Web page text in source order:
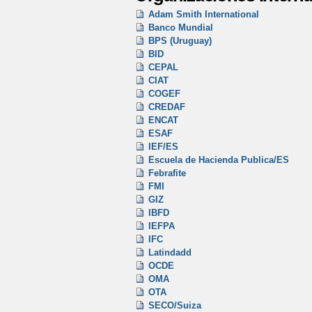
Adam Smith International
Banco Mundial
BPS (Uruguay)
BID
CEPAL
CIAT
COGEF
CREDAF
ENCAT
ESAF
IEF/ES
Escuela de Hacienda Publica/ES
Febrafite
FMI
GIZ
IBFD
IEFPA
IFC
Latindadd
OCDE
OMA
OTA
SECO/Suiza